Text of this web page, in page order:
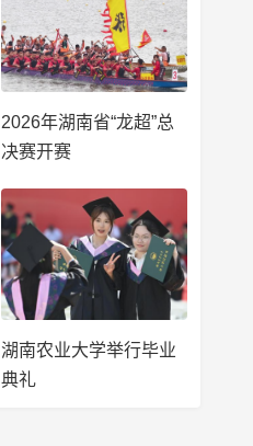
2026年湖南省“龙超”总
决赛开赛
湖南农业大学举行毕业
典礼